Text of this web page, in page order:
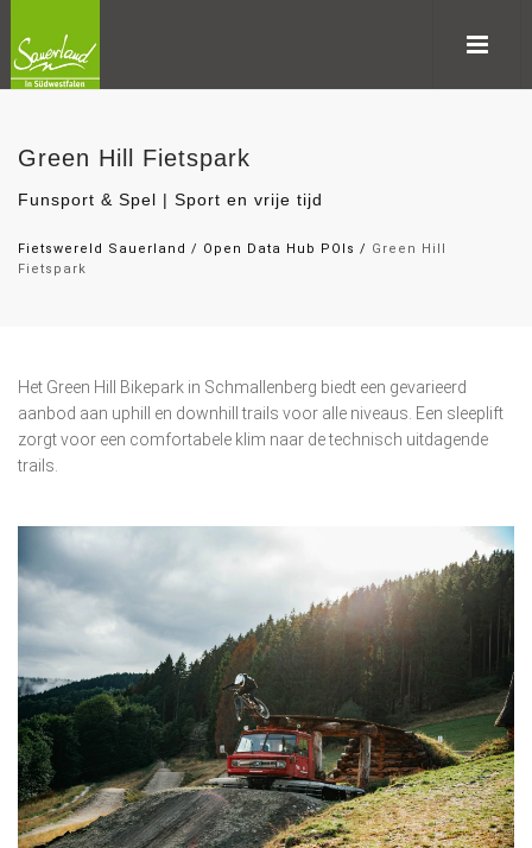
Green Hill Fietspark
Funsport & Spel | Sport en vrije tijd
Fietswereld Sauerland / Open Data Hub POIs / Green Hill
Fietspark
Het Green Hill Bikepark in Schmallenberg biedt een gevarieerd
aanbod aan uphill en downhill trails voor alle niveaus. Een sleeplift
zorgt voor een comfortabele klim naar de technisch uitdagende
trails.